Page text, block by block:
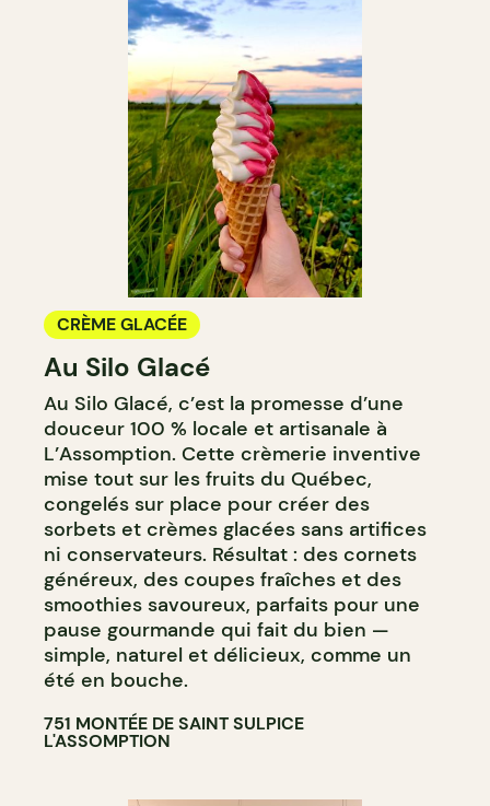
CRÈME GLACÉE
Au Silo Glacé
Au Silo Glacé, c’est la promesse d’une
douceur 100 % locale et artisanale à
L’Assomption. Cette crèmerie inventive
mise tout sur les fruits du Québec,
congelés sur place pour créer des
sorbets et crèmes glacées sans artifices
ni conservateurs. Résultat : des cornets
généreux, des coupes fraîches et des
smoothies savoureux, parfaits pour une
pause gourmande qui fait du bien —
simple, naturel et délicieux, comme un
été en bouche.
751 MONTÉE DE SAINT SULPICE
L'ASSOMPTION